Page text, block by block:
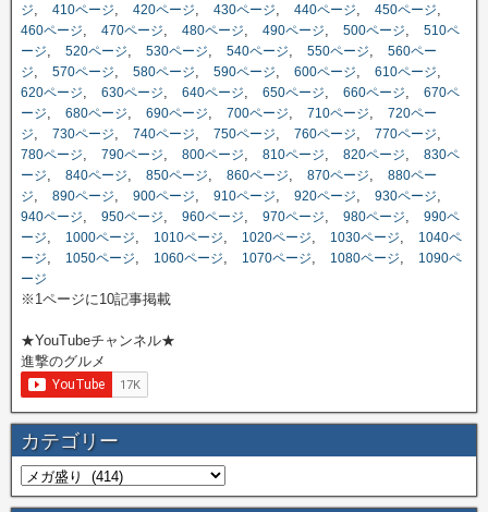
ジ, 410ページ, 420ページ, 430ページ, 440ページ, 450ページ,
460ページ, 470ページ, 480ページ, 490ページ, 500ページ, 510ペ
ージ, 520ページ, 530ページ, 540ページ, 550ページ, 560ペー
ジ, 570ページ, 580ページ, 590ページ, 600ページ, 610ページ,
620ページ, 630ページ, 640ページ, 650ページ, 660ページ, 670ペ
ージ, 680ページ, 690ページ, 700ページ, 710ページ, 720ペー
ジ, 730ページ, 740ページ, 750ページ, 760ページ, 770ページ,
780ページ, 790ページ, 800ページ, 810ページ, 820ページ, 830ペ
ージ, 840ページ, 850ページ, 860ページ, 870ページ, 880ペー
ジ, 890ページ, 900ページ, 910ページ, 920ページ, 930ページ,
940ページ, 950ページ, 960ページ, 970ページ, 980ページ, 990ペ
ージ, 1000ページ, 1010ページ, 1020ページ, 1030ページ,
1040ペ
ージ, 1050ページ, 1060ページ, 1070ページ, 1080ページ,
1090ペ
ージ
※1ページに10記事掲載
★YouTubeチャンネル★
進撃のグルメ
カテゴリー